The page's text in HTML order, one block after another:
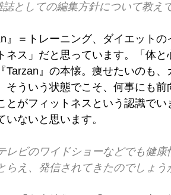
としての編集方針について教え
』＝トレーニング、ダイエット
ネス」だと思っています。「体
Tarzan』の本懐。痩せたいのも
そういう状態でこそ、何事にも
とがフィットネスという認識で
いないと思います。
レビのワイドショーなどでも健
らえ、発信されてきたのでしょう